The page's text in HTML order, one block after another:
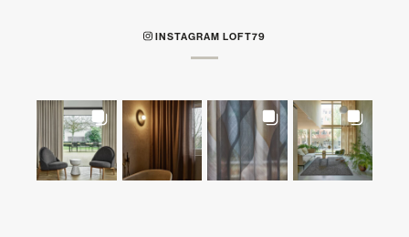
INSTAGRAM LOFT79